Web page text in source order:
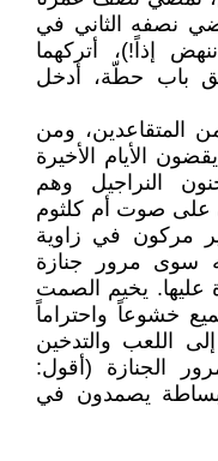
نصفه الثاني في
إذاً!)، أتركهما
باب حطّة، أدخل
المتقاعدين، ومن
الأيام الأخيرة
النراجيل وهم
على صوت أم كلثوم
مركون في زاوية
سوى مرور جنازة
عليها. يخيم الصمت
خشوعاً واحتراماً
اللعب والتدخين
الجنازة (أقول:
يصمدون في